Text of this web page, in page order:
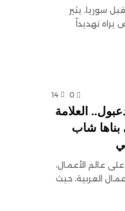
سوريا، يثير
يراه تهديداً
0
14
العلامة
بناها شاب
عالم الأعمال،
العربية، حيث